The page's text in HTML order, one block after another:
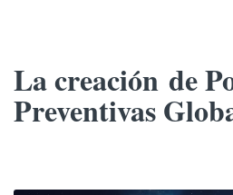
La creación de
Preventivas